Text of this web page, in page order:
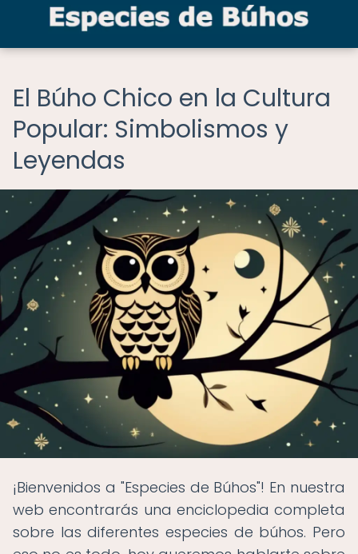
El Búho Chico en la Cultura
Popular: Simbolismos y
Leyendas
¡Bienvenidos a "Especies de Búhos"! En nuestra
web encontrarás una enciclopedia completa
sobre las diferentes especies de búhos. Pero